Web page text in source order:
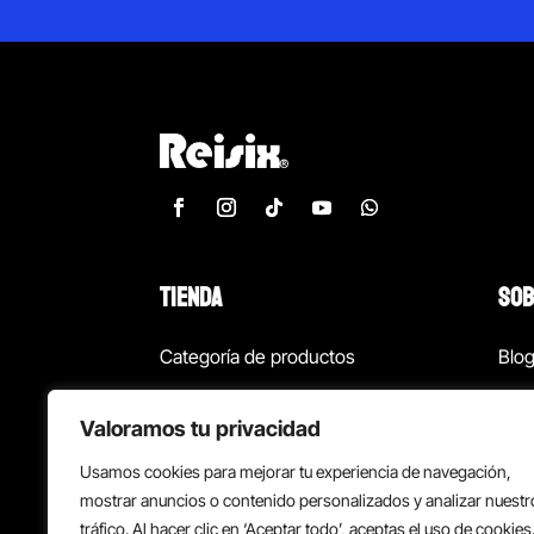
Valoramos tu privacidad
Usamos cookies para mejorar tu experiencia de navegación,
mostrar anuncios o contenido personalizados y analizar
tráfico. Al hacer clic en ‘Aceptar todo’, aceptas el uso de cookies.
TIENDA
Categoría de productos
¡Las mejores ofertas!
Back to school
Blog